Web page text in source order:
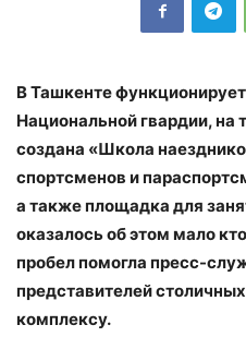
В Ташкенте
Национальной гвардии, на
создана «Школа
спортсменов и
а также площадка для
оказалось об этом мало
пробел помогла пресс-
представителей
комплексу.